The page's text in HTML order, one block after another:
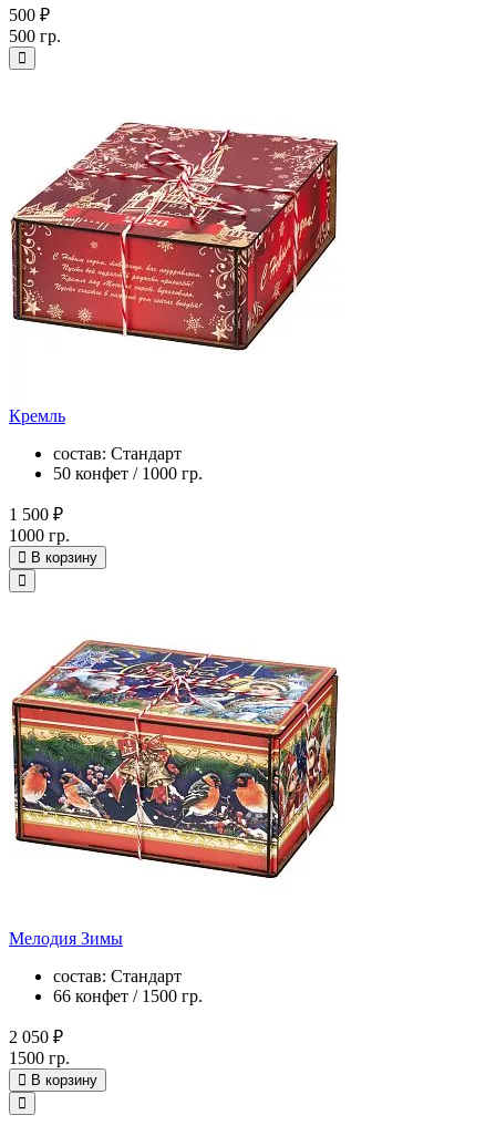
500 ₽
500 гр.
Кремль
состав: Стандарт
50 конфет / 1000 гр.
1 500 ₽
1000 гр.
В корзину
Мелодия Зимы
состав: Стандарт
66 конфет / 1500 гр.
2 050 ₽
1500 гр.
В корзину